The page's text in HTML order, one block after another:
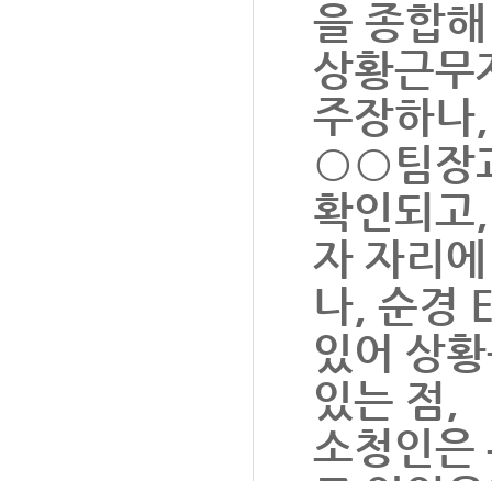
을 종합
상황근무
주장하나
○○팀장
확인되고
자 자리
나, 순경
있어 상
있는 점,
소청인은